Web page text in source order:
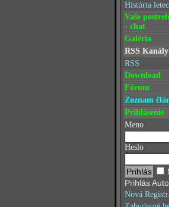
História
Vaše
- chat
Galéria
RSS Kanály
RSS
Download
Fórum
Zoznam
Prihlásenie
Meno
Heslo
Prihlás
Nová